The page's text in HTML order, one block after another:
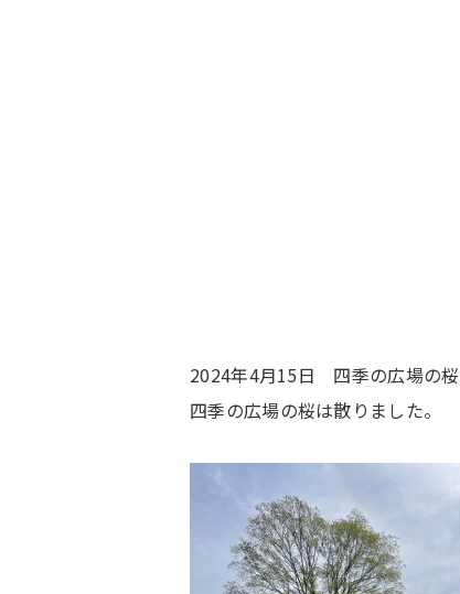
2024年4月15日 四季の広場の桜
四季の広場の桜は散りました。